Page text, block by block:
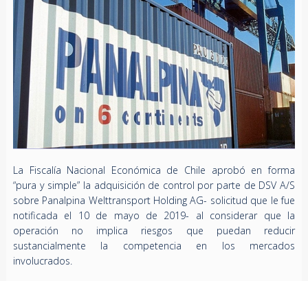
La Fiscalía Nacional Económica de Chile aprobó en forma
“pura y simple” la adquisición de control por parte de DSV A/S
sobre Panalpina Welttransport Holding AG- solicitud que le fue
notificada el 10 de mayo de 2019- al considerar que la
operación no implica riesgos que puedan reducir
sustancialmente la competencia en los mercados
involucrados.